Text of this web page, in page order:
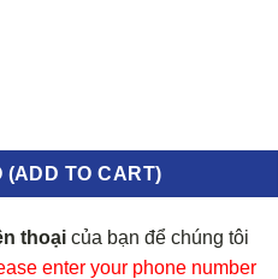
| 0SB4128 số lượng
(ADD TO CART)
thoại của bạn để chúng tôi
enter your phone number